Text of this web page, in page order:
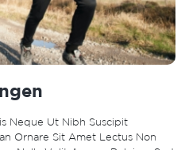
Neque Ut Nibh Suscipit
Ornare Sit Amet Lectus Non